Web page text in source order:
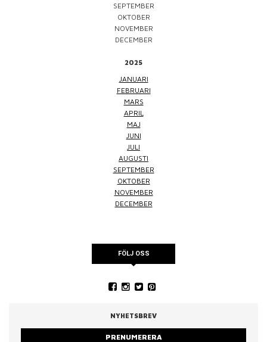
SEPTEMBER
OKTOBER
NOVEMBER
DECEMBER
2025
JANUARI
FEBRUARI
MARS
APRIL
MAJ
JUNI
JULI
AUGUSTI
SEPTEMBER
OKTOBER
NOVEMBER
DECEMBER
FÖLJ OSS
NYHETSBREV
PRENUMERERA